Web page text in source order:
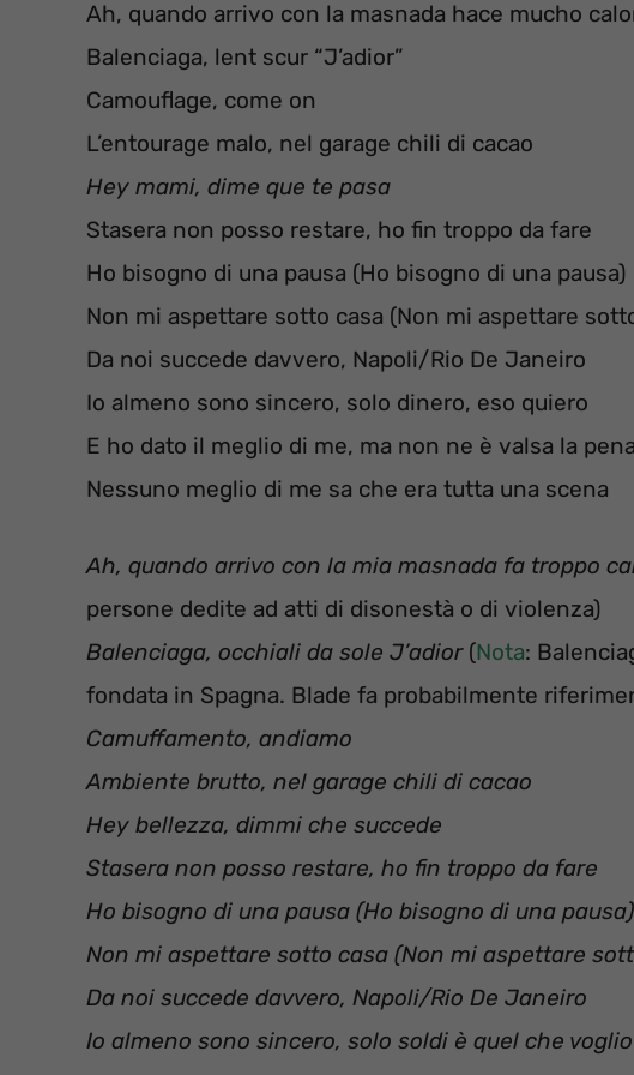
Ah, quando arrivo con la masnada hace mucho
Balenciaga, lent scur “J’adior”
Camouflage, come on
L’entourage malo, nel garage chili di cacao
Hey mami, dime que te pasa
Stasera non posso restare, ho fin troppo da fare
Ho bisogno di una pausa (Ho bisogno di una pausa)
Non mi aspettare sotto casa (Non mi aspettare
Da noi succede davvero, Napoli/Rio De Janeiro
Io almeno sono sincero, solo dinero, eso quiero
E ho dato il meglio di me, ma non ne è valsa la pena
Nessuno meglio di me sa che era tutta una scena
Ah, quando arrivo con la mia masnada fa troppo
persone dedite ad atti di disonestà o di violenza)
Balenciaga, occhiali da sole J’adior(Nota:
fondata in Spagna. Blade fa probabilmente
Camuffamento, andiamo
Ambiente brutto, nel garage chili di cacao
Hey bellezza, dimmi che succede
Stasera non posso restare, ho fin troppo da fare
Ho bisogno di una pausa (Ho bisogno di una pausa)
Non mi aspettare sotto casa (Non mi aspettare
Da noi succede davvero, Napoli/Rio De Janeiro
Io almeno sono sincero, solo soldi è quel che voglio